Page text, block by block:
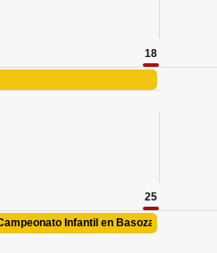
18
25
Infantil en Basozabal